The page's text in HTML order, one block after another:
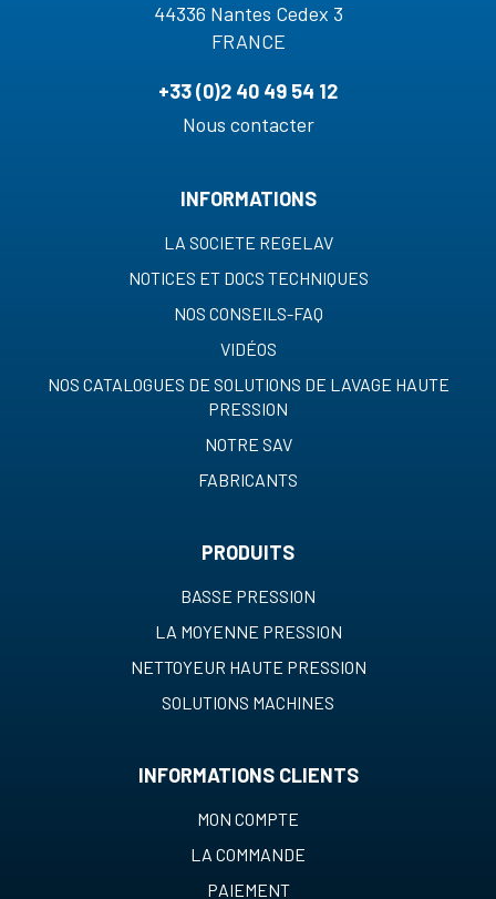
44336 Nantes Cedex 3
FRANCE
+33 (0)2 40 49 54 12
Nous contacter
INFORMATIONS
LA SOCIETE REGELAV
NOTICES ET DOCS TECHNIQUES
NOS CONSEILS-FAQ
VIDÉOS
NOS CATALOGUES DE SOLUTIONS DE LAVAGE HAUTE
PRESSION
NOTRE SAV
FABRICANTS
PRODUITS
BASSE PRESSION
LA MOYENNE PRESSION
NETTOYEUR HAUTE PRESSION
SOLUTIONS MACHINES
INFORMATIONS CLIENTS
MON COMPTE
LA COMMANDE
PAIEMENT